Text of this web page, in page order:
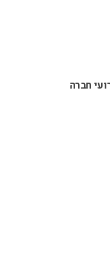
חברה